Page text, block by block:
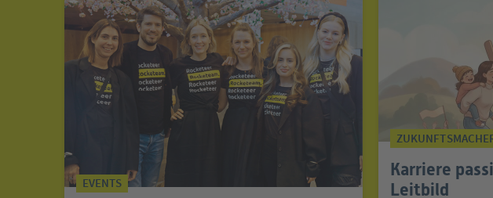
EVENTS
Karriere
Leitbild